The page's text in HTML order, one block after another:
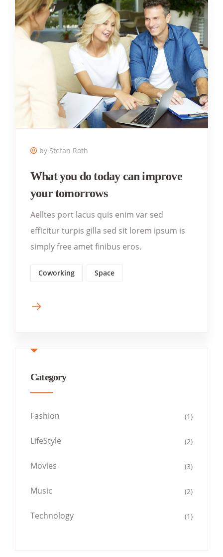
by Stefan Roth
What you do today can improve
your tomorrows
Aelltes port lacus quis enim var sed
efficitur turpis gilla sed sit lorem ipsum is
simply free amet finibus eros.
Coworking Space
Category
Fashion (1)
LifeStyle (2)
Movies (3)
Music (2)
Technology (1)